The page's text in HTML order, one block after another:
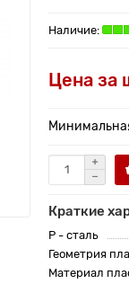
Цена за
Краткие
P - сталь
Геометрия
Материал